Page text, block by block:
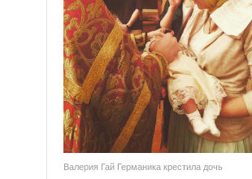
Валерия Гай Германика крестила дочь